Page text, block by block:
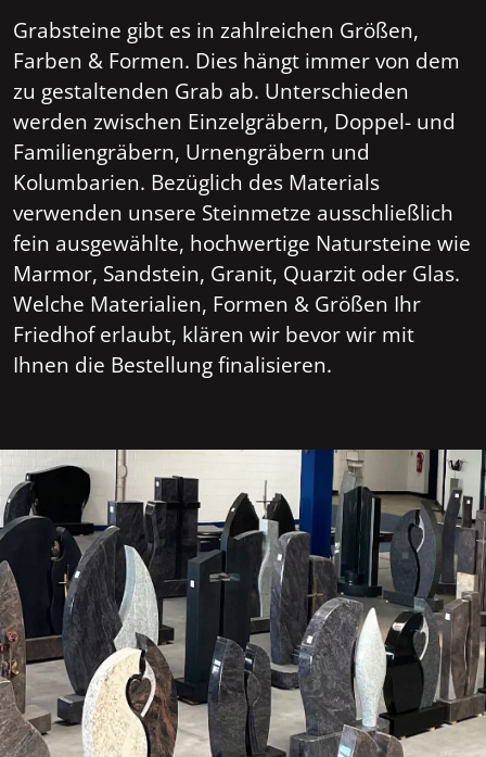
Grabsteine gibt es in zahlreichen Größen,
Farben & Formen. Dies hängt immer von dem
zu gestaltenden Grab ab. Unterschieden
werden zwischen Einzelgräbern, Doppel- und
Familiengräbern, Urnengräbern und
Kolumbarien. Bezüglich des Materials
verwenden unsere Steinmetze ausschließlich
fein ausgewählte, hochwertige Natursteine wie
Marmor, Sandstein, Granit, Quarzit oder Glas.
Welche Materialien, Formen & Größen Ihr
Friedhof erlaubt, klären wir bevor wir mit
Ihnen die Bestellung finalisieren.